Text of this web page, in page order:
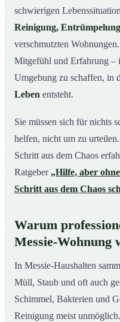
schwierigen
Reinigung,
verschmutzten
Mitgefühl und Erfahrung –
Umgebung zu schaffen, in
Leben entsteht.
Sie müssen sich für nichts
helfen, nicht um zu
Schritt aus dem Chaos
Ratgeber „Hilfe, aber
Schritt aus dem Chaos
Warum
Messie-Wohnung
In Messie-Haushalten
Müll, Staub und oft auch
Schimmel, Bakterien und
Reinigung meist